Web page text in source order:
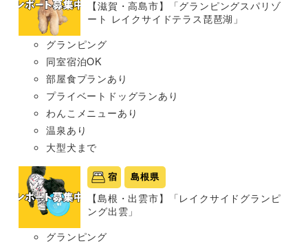
【滋賀・高島市】「グランピングスパリゾ
ート レイクサイドテラス琵琶湖」
グランピング
同室宿泊OK
部屋食プランあり
プライベートドッグランあり
わんこメニューあり
温泉あり
大型犬まで
宿 島根県
【島根・出雲市】「レイクサイドグランピ
ング出雲」
グランピング